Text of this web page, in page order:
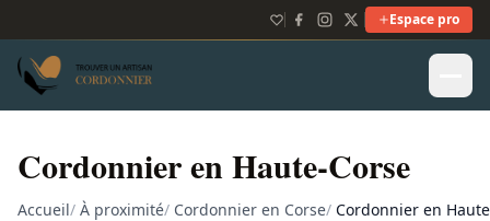
Espace pro
Cordonnier en Haute-Corse
Accueil/ À proximité/ Cordonnier en Corse/ Cordonnier en